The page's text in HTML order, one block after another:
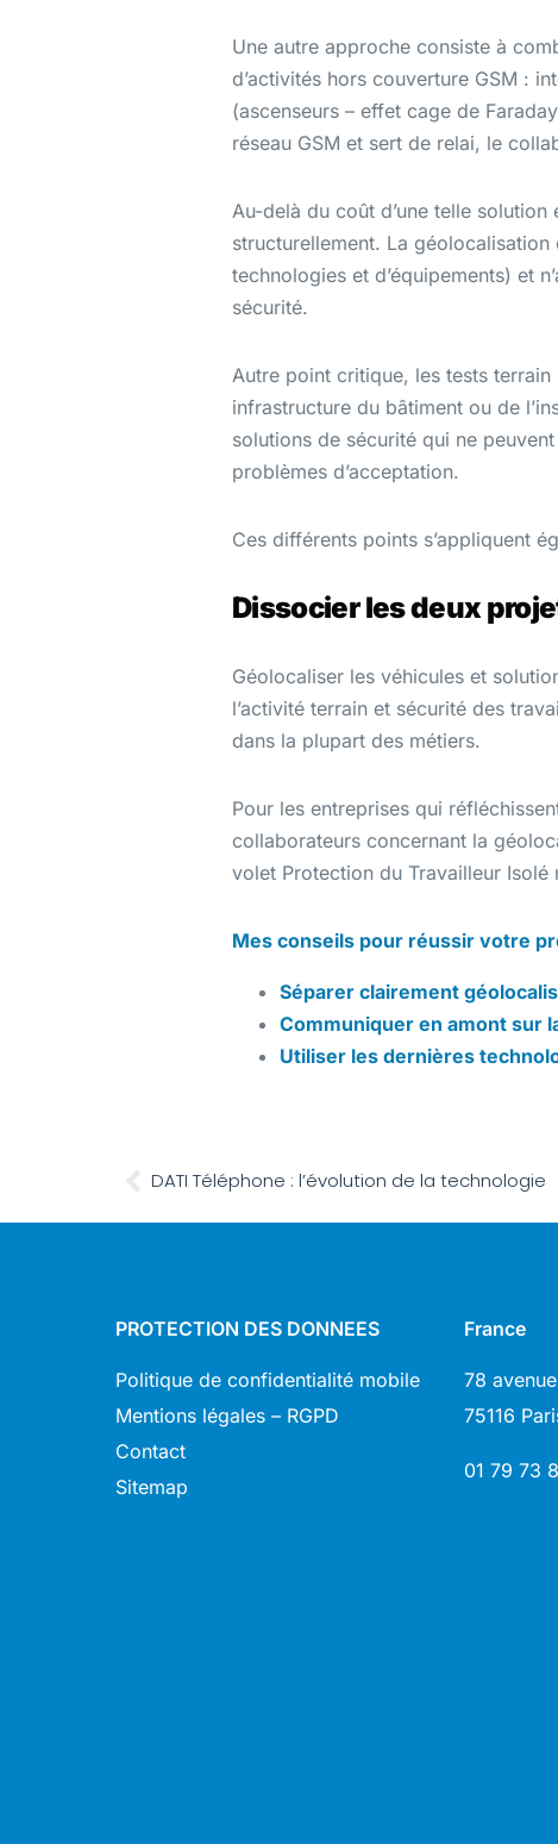
Une autre approche consiste à
d’activités hors couverture GSM :
(ascenseurs – effet cage de
réseau GSM et sert de relai, le
Au-delà du coût d’une telle
structurellement. La
technologies et d’équipements) et
sécurité.
Autre point critique, les tests
infrastructure du bâtiment ou de
solutions de sécurité qui ne
problèmes d’acceptation.
Ces différents points s’appliquent
Dissocier les deux
Géolocaliser les véhicules et
l’activité terrain et sécurité des
dans la plupart des métiers.
Pour les entreprises qui
collaborateurs concernant la
volet Protection du Travailleur Isolé
Mes conseils pour réussir votre
Séparer clairement
Communiquer en amont sur
Utiliser les dernières
DATI Téléphone : l’évolution de la technologie
PROTECTION DES DONNEES
Politique de confidentialité mobile
Mentions légales – RGPD
Contact
Sitemap
France
78
75116
01 79 73